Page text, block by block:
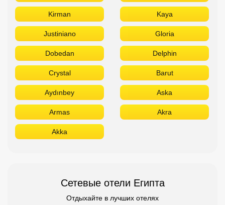
Kirman Kaya
Justiniano Gloria
Dobedan Delphin
Crystal Barut
Aydınbey Aska
Armas Akra
Akka
Сетевые отели Египта
Отдыхайте в лучших отелях